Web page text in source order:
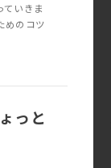
いきま
めのコツ
っと